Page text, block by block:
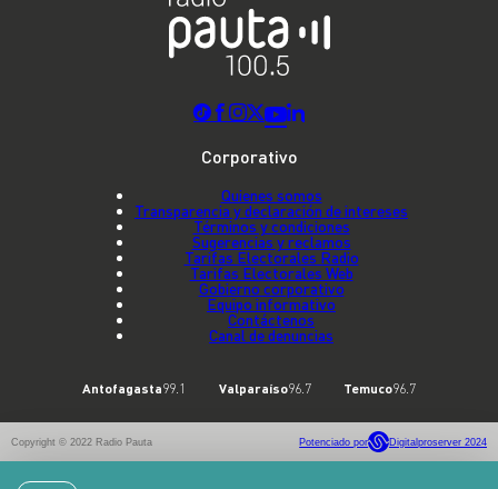
Corporativo
Quienes somos
Transparencia y declaración de intereses
Términos y condiciones
Sugerencias y reclamos
Tarifas Electorales Radio
Tarifas Electorales Web
Gobierno corporativo
Equipo informativo
Contáctenos
Canal de denuncias
Antofagasta99.1 Valparaíso96.7 Temuco96.7
Copyright © 2022 Radio Pauta Potenciado por Digitalproserver 2024